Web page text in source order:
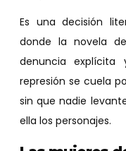
Es una decisión
donde la novela
denuncia
represión se cuela
sin que nadie
ella los personajes.